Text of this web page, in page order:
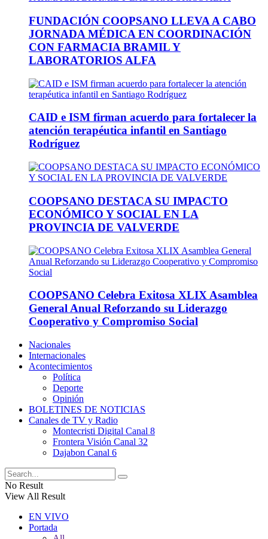
FUNDACIÓN COOPSANO LLEVA A CABO
JORNADA MÉDICA EN COORDINACIÓN
CON FARMACIA BRAMIL Y
LABORATORIOS ALFA
CAID e ISM firman acuerdo para fortalecer la
atención terapéutica infantil en Santiago
Rodríguez
COOPSANO DESTACA SU IMPACTO
ECONÓMICO Y SOCIAL EN LA
PROVINCIA DE VALVERDE
COOPSANO Celebra Exitosa XLIX Asamblea
General Anual Reforzando su Liderazgo
Cooperativo y Compromiso Social
Nacionales
Internacionales
Acontecimientos
Política
Deporte
Opinión
BOLETINES DE NOTICIAS
Canales de TV y Radio
Montecristi Digital Canal 8
Frontera Visión Canal 32
Dajabon Canal 6
No Result
View All Result
EN VIVO
Portada